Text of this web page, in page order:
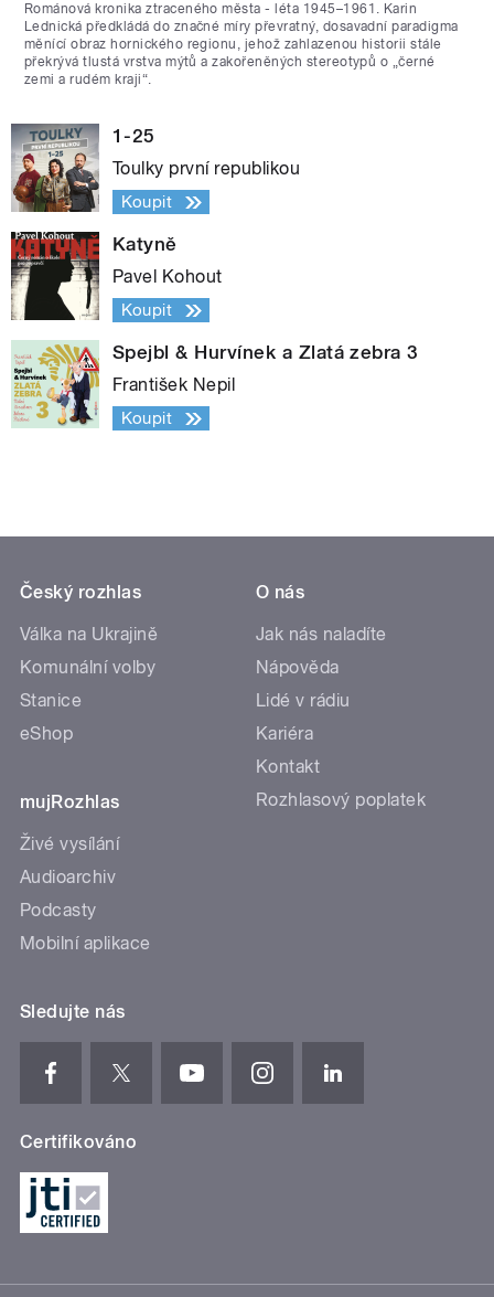
Románová kronika ztraceného města - léta 1945–1961. Karin
Lednická předkládá do značné míry převratný, dosavadní paradigma
měnící obraz hornického regionu, jehož zahlazenou historii stále
překrývá tlustá vrstva mýtů a zakořeněných stereotypů o „černé
zemi a rudém kraji“.
1-25
Toulky první republikou
Koupit
Katyně
Pavel Kohout
Koupit
Spejbl & Hurvínek a Zlatá zebra 3
František Nepil
Koupit
Český rozhlas
Válka na Ukrajině
Komunální volby
Stanice
eShop
mujRozhlas
Živé vysílání
Audioarchiv
Podcasty
Mobilní aplikace
O nás
Jak nás naladíte
Nápověda
Lidé v rádiu
Kariéra
Kontakt
Rozhlasový poplatek
Sledujte nás
Certifikováno